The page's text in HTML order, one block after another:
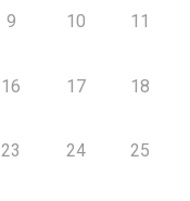
9 10 11
16 17 18
23 24 25